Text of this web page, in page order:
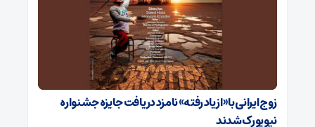
زوج ایرانی با «از یاد رفته» نامزد دریافت جایزه جشنواره
نیویورک شدند